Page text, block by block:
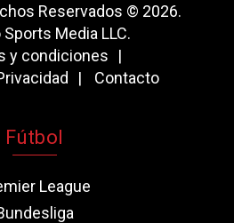
Reservados © 2026.
Media LLC.
y condiciones
Contacto
Fútbol
League